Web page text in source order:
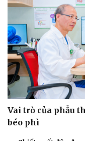
Tư vấn
Săn Tour
check-in
Vai trò của phẫu
béo phì